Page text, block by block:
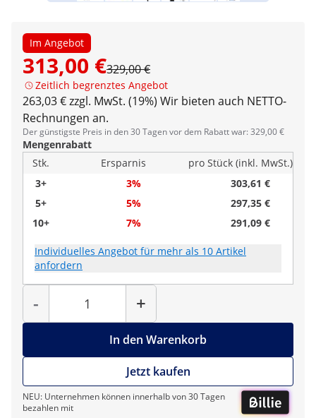
Im Angebot
313,00 €329,00 €
Zeitlich begrenztes Angebot
263,03 € zzgl. MwSt. (19%) Wir bieten auch NETTO-
Rechnungen an.
Der günstigste Preis in den 30 Tagen vor dem Rabatt war: 329,00 €
Mengenrabatt
Stk.
Ersparnis
pro Stück (inkl. MwSt.)
3+
3%
303,61 €
5+
5%
297,35 €
10+
7% 291,09 €
Individuelles Angebot für mehr als 10 Artikel
anfordern
-
Menge
+
In den Warenkorb
Jetzt kaufen
NEU: Unternehmen können innerhalb von 30 Tagen
bezahlen mit